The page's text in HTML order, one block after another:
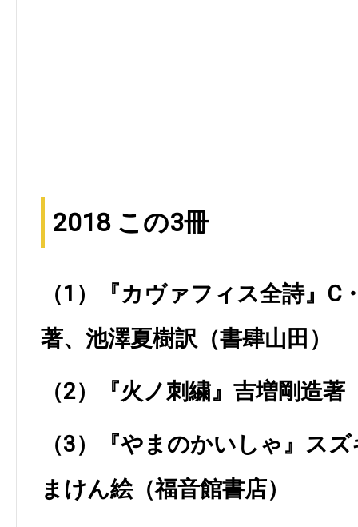
2018 この3冊
（1）『カヴァフィス全詩』C
著、池澤夏樹訳（書肆山田）
（2）『火ノ刺繍』吉増剛造著
（3）『やまのかいしゃ』ス
まけん絵（福音館書店）